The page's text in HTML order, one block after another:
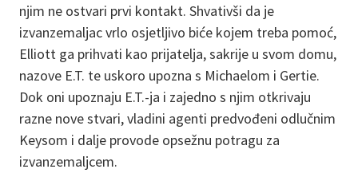
njim ne ostvari prvi kontakt. Shvativši da je
izvanzemaljac vrlo osjetljivo biće kojem treba pomoć,
Elliott ga prihvati kao prijatelja, sakrije u svom domu,
nazove E.T. te uskoro upozna s Michaelom i Gertie.
Dok oni upoznaju E.T.-ja i zajedno s njim otkrivaju
razne nove stvari, vladini agenti predvođeni odlučnim
Keysom i dalje provode opsežnu potragu za
izvanzemaljcem.